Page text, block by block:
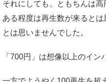
それにしても、ともちんは
ある程度は再生数が来ると
とは思いませんでした。
「700円」は想像以上のイン